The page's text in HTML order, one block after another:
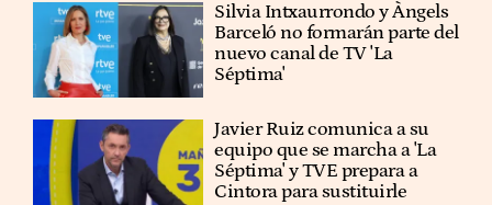
Silvia Intxaurrondo y Àngels
Barceló no formarán parte del
nuevo canal de TV 'La
Séptima'
Javier Ruiz comunica a su
equipo que se marcha a 'La
Séptima' y TVE prepara a
Cintora para sustituirle